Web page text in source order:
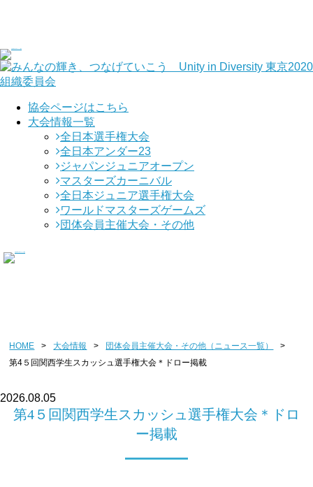
協会ページはこちら
大会情報一覧
全日本選手権大会
全日本アンダー23
ジャパンジュニアオープン
マスターズカーニバル
全日本ジュニア選手権大会
ワールドマスターズゲームズ
団体会員主催大会・その他
HOME > 大会情報 > 団体会員主催大会・その他（ニュース一覧）
>
第4５回関西学生スカッシュ選手権大会＊ドロー掲載
2026.08.05
第4５回関西学生スカッシュ選手権大会＊ドロ
ー掲載